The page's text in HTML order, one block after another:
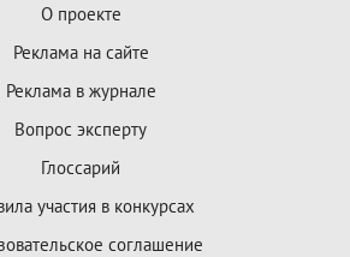
О проекте
Реклама на сайте
Реклама в журнале
Вопрос эксперту
Глоссарий
участия в конкурсах
соглашение